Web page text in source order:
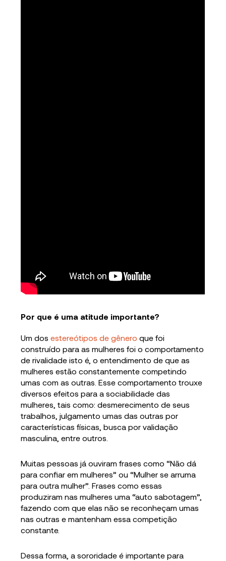
Por que é uma atitude importante?
Um dosestereótipos de gênero que foi
construído para as mulheres foi o comportamento
de rivalidade isto é, o entendimento de que as
mulheres estão constantemente competindo
umas com as outras. Esse comportamento trouxe
diversos efeitos para a sociabilidade das
mulheres, tais como: desmerecimento de seus
trabalhos, julgamento umas das outras por
características físicas, busca por validação
masculina, entre outros.
Muitas pessoas já ouviram frases como “Não dá
para confiar em mulheres” ou “Mulher se arruma
para outra mulher”. Frases como essas
produziram nas mulheres uma “auto sabotagem”,
fazendo com que elas não se reconheçam umas
nas outras e mantenham essa competição
constante.
Dessa forma, a sororidade é importante para